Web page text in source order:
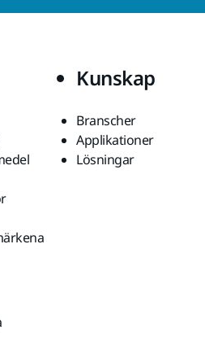
Kunskap
Branscher
Applikationer
Lösningar